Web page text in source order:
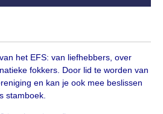
paspoort
het EFS: van liefhebbers, over
fokkers. Door lid te worden van
en kan je ook mee beslissen
stamboek.